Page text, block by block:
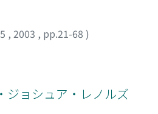
, 2003 , pp.21-68 )
ョシュア・レノルズ